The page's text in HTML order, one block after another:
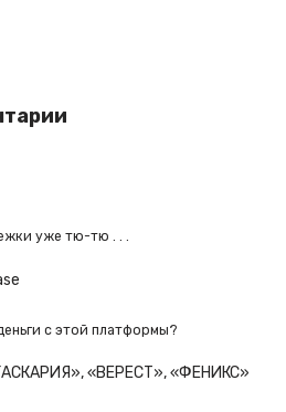
уже тю-тю . . .
с этой платформы?
«ВЕРЕСТ», «ФЕНИКС»